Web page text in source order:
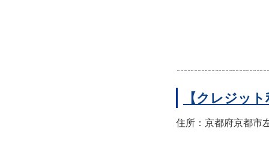
【クレジッ
住所：京都府京都市